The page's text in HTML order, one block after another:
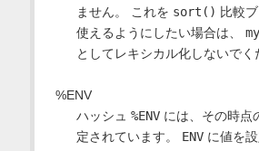
ません。 これを sort() 比較
使えるようにしたい場合は、
としてレキシカル化しないでく
%ENV
ハッシュ %ENVには、その時点
定されています。 ENVに値を設